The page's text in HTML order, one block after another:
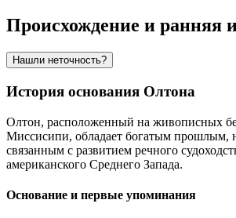
Происхождение и ранняя
Нашли неточность?
История основания Олтона
Олтон, расположенный на живописных
Миссисипи, обладает богатым прошлым,
связанным с развитием речного
американского Среднего Запада.
Основание и первые упоминания